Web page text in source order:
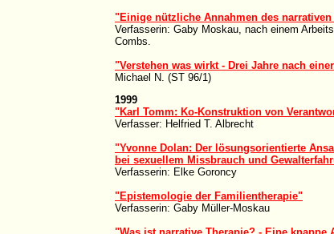
"Einige nützliche Annahmen des narrativen
Verfasserin: Gaby Moskau, nach einem
Combs.
"Verstehen was wirkt - Drei Jahre nach
Michael N. (ST 96/1)
1999
"Karl Tomm: Ko-Konstruktion von
Verfasser: Helfried T. Albrecht
"Yvonne Dolan: Der lösungsorientierte
bei sexuellem Missbrauch und
Verfasserin: Elke Goroncy
"Epistemologie der Familientherapie"
Verfasserin: Gaby Müller-Moskau